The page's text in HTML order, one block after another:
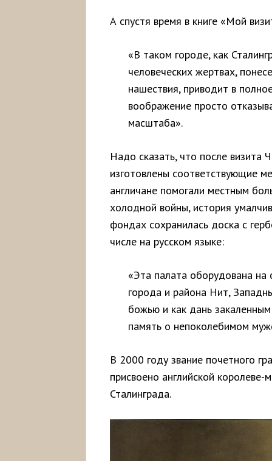
А спустя время в книге «Мой
«В таком городе, как
человеческих жертвах,
нашествия, приводит в
воображение просто
масштаба».
Надо сказать, что после визита
изготовлены соответствующие
англичане помогали местным
холодной войны, история
фондах сохранилась доска с
числе на русском языке:
«Эта палата оборудована на
города и района Нит,
божью и как дань
память о непоколебимом
В 2000 году звание почетного
присвоено английской
Сталинграда.